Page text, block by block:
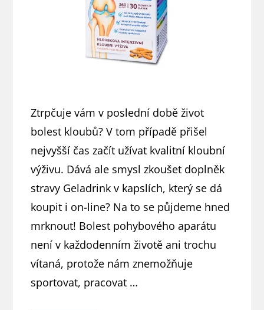
Ztrpčuje vám v poslední době život
bolest kloubů? V tom případě přišel
nejvyšší čas začít užívat kvalitní kloubní
výživu. Dává ale smysl zkoušet doplněk
stravy Geladrink v kapslích, který se dá
koupit i on-line? Na to se půjdeme hned
mrknout! Bolest pohybového aparátu
není v každodenním životě ani trochu
vítaná, protože nám znemožňuje
sportovat, pracovat …